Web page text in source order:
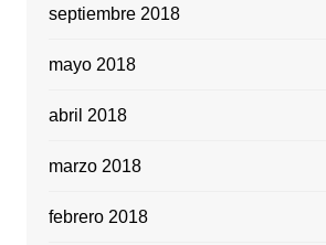
septiembre 2018
mayo 2018
abril 2018
marzo 2018
febrero 2018